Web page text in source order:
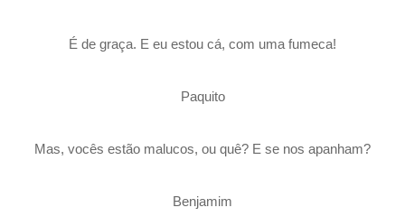
É de graça. E eu estou cá, com uma fumeca!
Paquito
Mas, vocês estão malucos, ou quê? E se nos apanham?
Benjamim